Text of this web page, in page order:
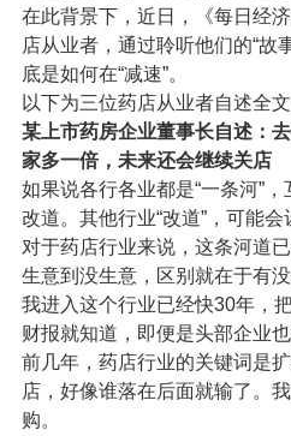
在此背景下，近日，《每日经
店从业者，通过聆听他们的“故
底是如何在“减速”。
以下为三位药店从业者自述全文
某上市药房企业董事长自述：
家多一倍，未来还会继续关店
如果说各行各业都是“一条河”
改道。其他行业“改道”，可能
对于药店行业来说，这条河道
生意到没生意，区别就在于有没
我进入这个行业已经快30年，
财报就知道，即便是头部企业也
前几年，药店行业的关键词是
店，好像谁落在后面就输了。
购。